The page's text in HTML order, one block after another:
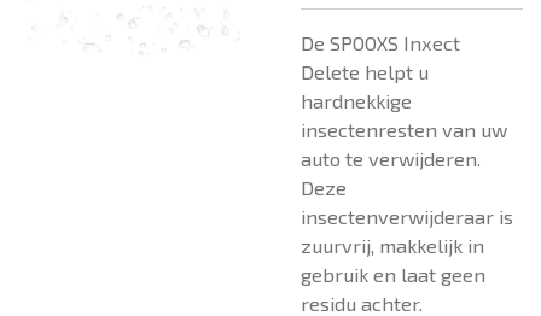
De SPOOXS Inxect
Delete helpt u
hardnekkige
insectenresten van uw
auto te verwijderen.
Deze
insectenverwijderaar is
zuurvrij, makkelijk in
gebruik en laat geen
residu achter.